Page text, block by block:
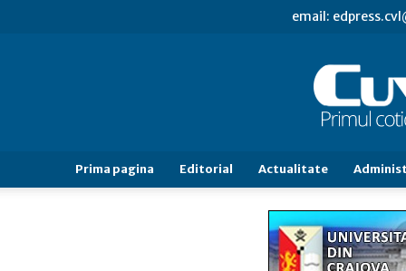
email:
Prima pagina Editorial Actualitate